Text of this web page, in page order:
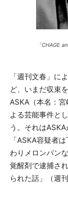
「CHAGE
「週刊文春」に
ど、いまだ収束
ASKA（本名：
よる芸能事件と
う。それはASKA
「ASKA容疑者
わりメロンパン
覚醒剤で逮捕さ
られた話」（週刊